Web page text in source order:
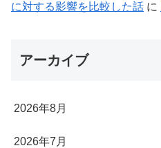
に対する影響を比較した話 に
アーカイブ
2026年8月
2026年7月